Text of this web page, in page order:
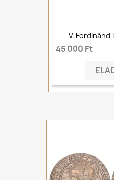
V. Ferdinánd
45 000 Ft